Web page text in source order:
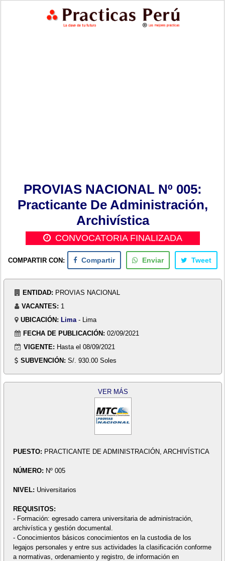
PROVIAS NACIONAL Nº 005:
Practicante De Administración,
Archivística
CONVOCATORIA FINALIZADA
COMPARTIR CON: Compartir Enviar Tweet
ENTIDAD: PROVIAS NACIONAL
VACANTES: 1
UBICACIÓN: Lima - Lima
FECHA DE PUBLICACIÓN: 02/09/2021
VIGENTE: Hasta el 08/09/2021
SUBVENCIÓN: S/. 930.00 Soles
VER MÁS
PUESTO: PRACTICANTE DE ADMINISTRACIÓN, ARCHIVÍSTICA
NÚMERO: Nº 005
NIVEL: Universitarios
REQUISITOS:
- Formación: egresado carrera universitaria de administración,
archivística y gestión documental.
- Conocimientos básicos conocimientos en la custodia de los
legajos personales y entre sus actividades la clasificación conforme
a normativas, ordenamiento y registro, de información en